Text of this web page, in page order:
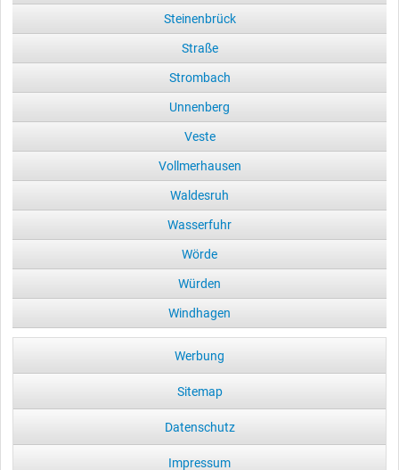
Steinenbrück
Straße
Strombach
Unnenberg
Veste
Vollmerhausen
Waldesruh
Wasserfuhr
Wörde
Würden
Windhagen
Werbung
Sitemap
Datenschutz
Impressum